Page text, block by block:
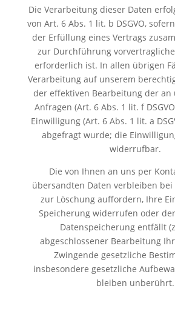
Die Verarbeitung dieser Daten
von Art. 6 Abs. 1 lit. b DSGVO,
der Erfüllung eines Vertrags
zur Durchführung
erforderlich ist. In allen übrigen
Verarbeitung auf unserem
der effektiven Bearbeitung der an
Anfragen (Art. 6 Abs. 1 lit. f
Einwilligung (Art. 6 Abs. 1 lit. a
abgefragt wurde; die
widerrufbar.
Die von Ihnen an uns per
übersandten Daten verbleiben bei
zur Löschung auffordern, Ihre
Speicherung widerrufen oder
Datenspeicherung entfällt
abgeschlossener Bearbeitung
Zwingende gesetzliche
insbesondere gesetzliche
bleiben unberührt.